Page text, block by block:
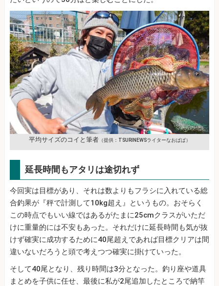
平均サイズのコイと筆者（提供：TSURINEWSライターなおぱぱ）
延長時間もアタリは途切れず
今回実は目標があり、それは数よりもフラシに入れている総
合釣果が『秤で計測して10kg超え』というもの。おそらく
この時点でもいい線ではあるがたまに25cmクラスがいただ
けに重量的には不安もあった。それだけに延長時間も気が抜
けず確実に成功するために40尾超えであれば目標クリアは間
違いないだろうと頭で考えつつ確実に掛けていった。
そして40尾となり、残り時間は3分となった。釣り座や道具
まとめを子供に任せ、最後に私が2尾追加したところで納竿